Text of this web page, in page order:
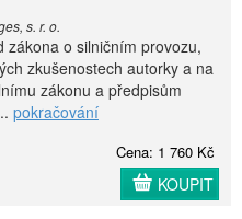
s. r. o.
zákona o silničním provozu,
zkušenostech autorky a na
zákonu a předpisům
pokračování
Cena: 1 760 Kč
KOUPIT